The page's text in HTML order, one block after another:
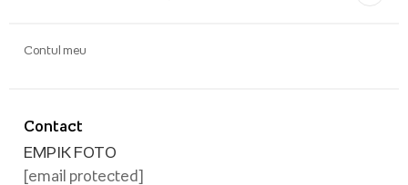
Contact
EMPIK FOTO
[email protected]
Contul meu